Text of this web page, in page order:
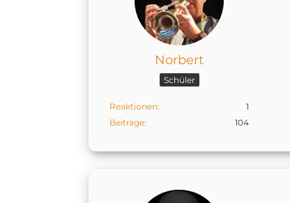
Norbert
Schüler
Reaktionen
1
Beiträge
104